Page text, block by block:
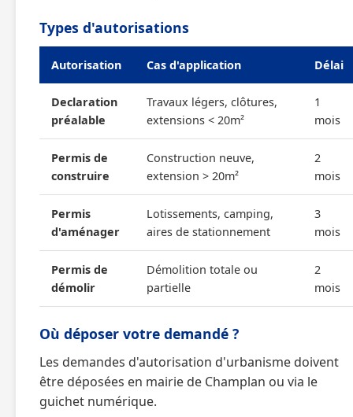
Types d'autorisations
Autorisation Cas d'application Délai
Declaration
préalable
Travaux légers, clôtures,
extensions < 20m²
1
mois
Permis de
construire
Construction neuve,
extension > 20m²
2
mois
Permis
d'aménager
Lotissements, camping,
aires de stationnement
3
mois
Permis de
démolir
Démolition totale ou
partielle
2
mois
Où déposer votre demandé ?
Les demandes d'autorisation d'urbanisme doivent
être déposées en mairie de Champlan ou via le
guichet numérique.